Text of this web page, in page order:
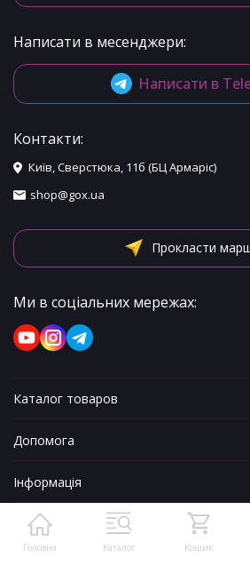
Головна Каталог Кошик
Написати в месенджери:
Написати в
Контакти:
Київ, Сверстюка, 11б (БЦ Армаріс)
shop@gox.ua
Прокласти
Ми в соціальних мережах:
Каталог товаров
Допомога
Інформація